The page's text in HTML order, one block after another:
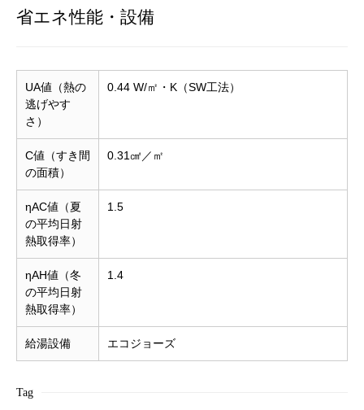
省エネ性能・設備
UA値（熱の
逃げやす
さ）
0.44 W/㎡・K（SW工法）
C値（すき間
の面積）
0.31㎠／㎡
ηAC値（夏
の平均日射
熱取得率）
1.5
ηAH値（冬
の平均日射
熱取得率）
1.4
給湯設備 エコジョーズ
Tag